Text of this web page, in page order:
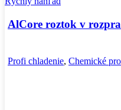
AlCore roztok v
Profi chladenie, Chemické